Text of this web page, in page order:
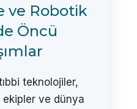
ve Robotik
Öncü
teknolojiler,
ve dünya